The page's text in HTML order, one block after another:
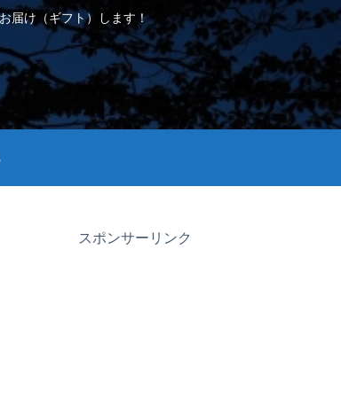
届け（ギフト）します！
スポンサーリンク